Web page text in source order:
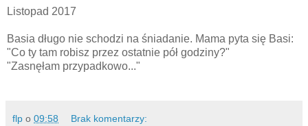
Listopad 2017
Basia długo nie schodzi na śniadanie. Mama pyta się Basi:
"Co ty tam robisz przez ostatnie pół godziny?"
"Zasnęłam przypadkowo..."
flp o 09:58 Brak komentarzy: